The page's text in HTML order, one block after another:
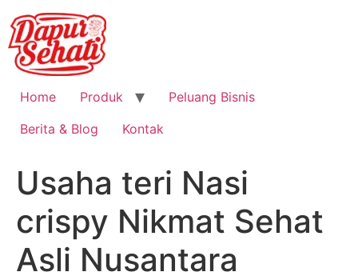
Home Produk
Peluang Bisnis
Berita & Blog
Kontak
Usaha teri Nasi
crispy Nikmat Sehat
Asli Nusantara